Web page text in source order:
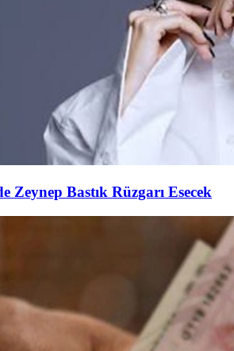
Zeynep Bastık Rüzgarı Esecek